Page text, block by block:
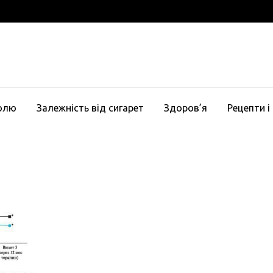
Залежність від сигарет Здоров’я Рецепти